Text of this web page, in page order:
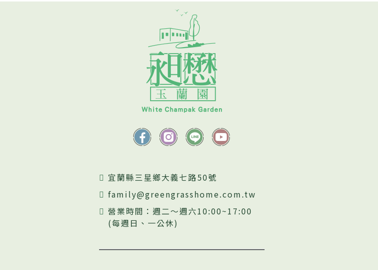
宜蘭縣三星鄉大義七路50號
family@greengrasshome.com.tw
營業時間：週二～週六10:00~17:00
(每週日、一公休)